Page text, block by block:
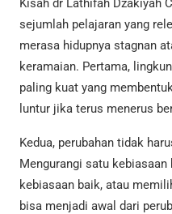
Kisah dr Lathifah Dzakiyah
sejumlah pelajaran yang
merasa hidupnya stagnan
keramaian. Pertama,
paling kuat yang
luntur jika terus menerus
Kedua, perubahan tidak
Mengurangi satu
kebiasaan baik, atau
bisa menjadi awal dari